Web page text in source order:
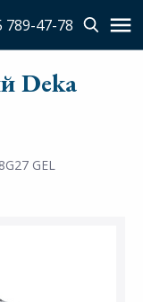
789-47-78
Deka
GEL